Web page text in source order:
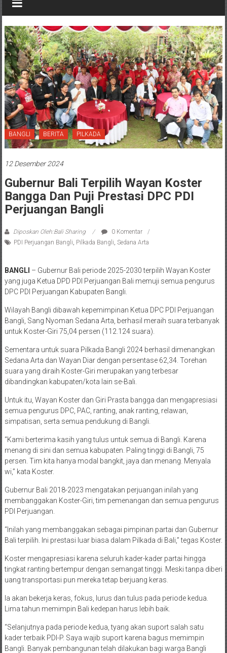
BANGLI BERITA PILKADA
12 Desember 2024
Gubernur Bali Terpilih Wayan Koster
Bangga Dan Puji Prestasi DPC PDI
Perjuangan Bangli
Diposkan Oleh:Bali Sharing
0 Komentar
PDI Perjuangan Bangli Pilkada Bangli Sedana Arta
BANGLI – Gubernur Bali periode 2025-2030 terpilih Wayan Koster
yang juga Ketua DPD PDI Perjuangan Bali memuji semua pengurus
DPC PDI Perjuangan Kabupaten Bangli.
Wilayah Bangli dibawah kepemimpinan Ketua DPC PDI Perjuangan
Bangli, Sang Nyoman Sedana Arta, berhasil meraih suara terbanyak
untuk Koster-Giri 75,04 persen (112.124 suara).
Sementara untuk suara Pilkada Bangli 2024 berhasil dimenangkan
Sedana Arta dan Wayan Diar dengan persentase 62,34. Torehan
suara yang diraih Koster-Giri merupakan yang terbesar
dibandingkan kabupaten/kota lain se-Bali.
Untuk itu, Wayan Koster dan Giri Prasta bangga dan mengapresiasi
semua pengurus DPC, PAC, ranting, anak ranting, relawan,
simpatisan, serta semua pendukung di Bangli.
“Kami berterima kasih yang tulus untuk semua di Bangli. Karena
menang di sini dan semua kabupaten. Paling tinggi di Bangli, 75
persen. Tim kita hanya modal bangkit, jaya dan menang. Menyala
wi,” kata Koster.
Gubernur Bali 2018-2023 mengatakan perjuangan inilah yang
membanggakan Koster-Giri, tim pemenangan dan semua pengurus
PDI Perjuangan.
“Inilah yang membanggakan sebagai pimpinan partai dan Gubernur
Bali terpilih. Ini prestasi luar biasa dalam Pilkada di Bali,” tegas Koster.
Koster mengapresiasi karena seluruh kader-kader partai hingga
tingkat ranting bertempur dengan semangat tinggi. Meski tanpa diberi
uang transportasi pun mereka tetap berjuang keras.
Ia akan bekerja keras, fokus, lurus dan tulus pada periode kedua.
Lima tahun memimpin Bali kedepan harus lebih baik.
“Selanjutnya pada periode kedua, tyang akan suport salah satu
kader terbaik PDI-P. Saya wajib suport karena bagus memimpin
Bangli. Banyak pembangunan telah dilakukan bagi warga Bangli